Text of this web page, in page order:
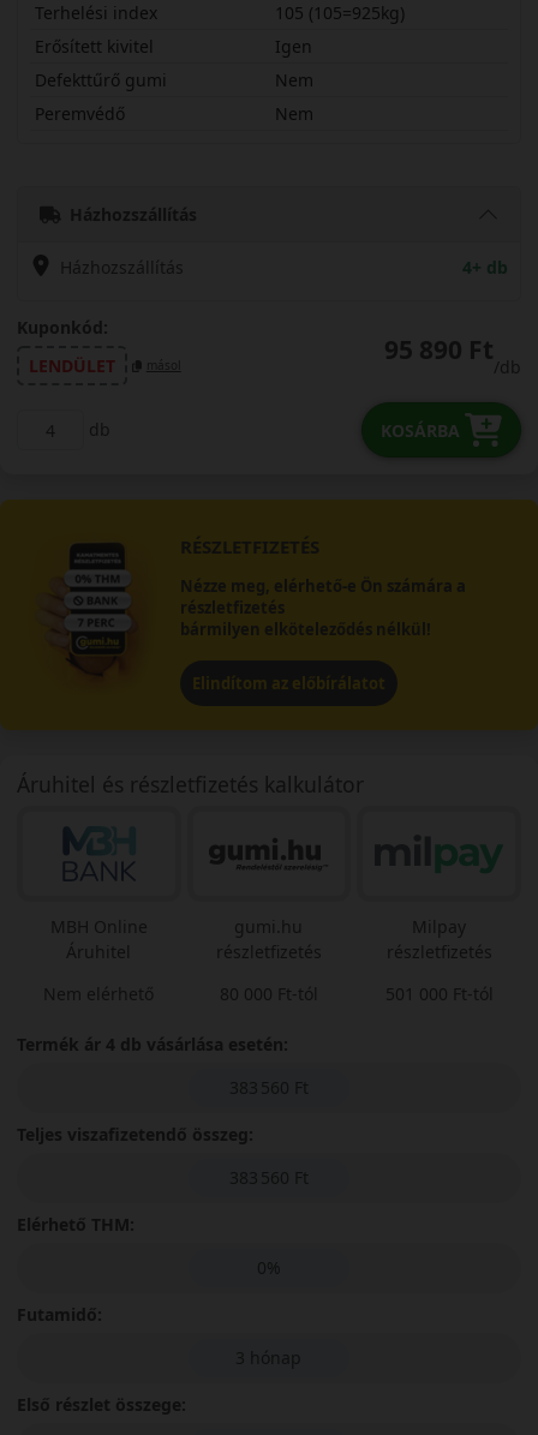
Terhelési index
105 (105=925kg)
Erősített kivitel
Igen
Defekttűrő gumi
Nem
Peremvédő
Nem
Házhozszállítás
Házhozszállítás 4+ db
Kuponkód:
LENDÜLET
másol 95 890 Ft
/db
db KOSÁRBA
RÉSZLETFIZETÉS
Nézze meg, elérhető-e Ön számára a
részletfizetés
bármilyen elköteleződés nélkül!
Elindítom az előbírálatot
Áruhitel és részletfizetés kalkulátor
MBH Online
Áruhitel
Nem elérhető
gumi.hu
részletfizetés
80 000 Ft-tól
Milpay
részletfizetés
501 000 Ft-tól
Termék ár 4 db vásárlása esetén:
383 560 Ft
Teljes viszafizetendő összeg:
383 560 Ft
Elérhető THM:
0%
Futamidő:
3 hónap
Első részlet összege: